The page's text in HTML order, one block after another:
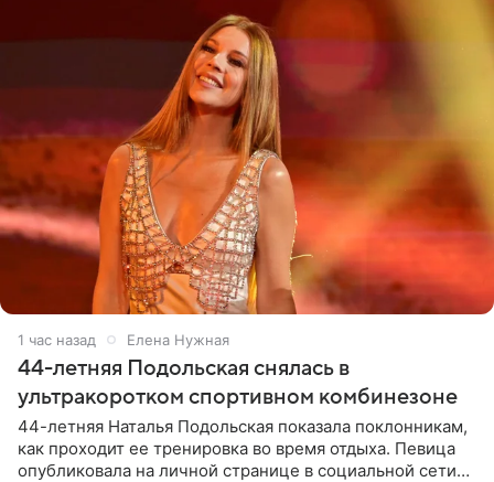
1 час назад Елена Нужная
44-летняя Подольская снялась в
ультракоротком спортивном комбинезоне
44-летняя Наталья Подольская показала поклонникам,
как проходит ее тренировка во время отдыха. Певица
опубликовала на личной странице в социальной сети